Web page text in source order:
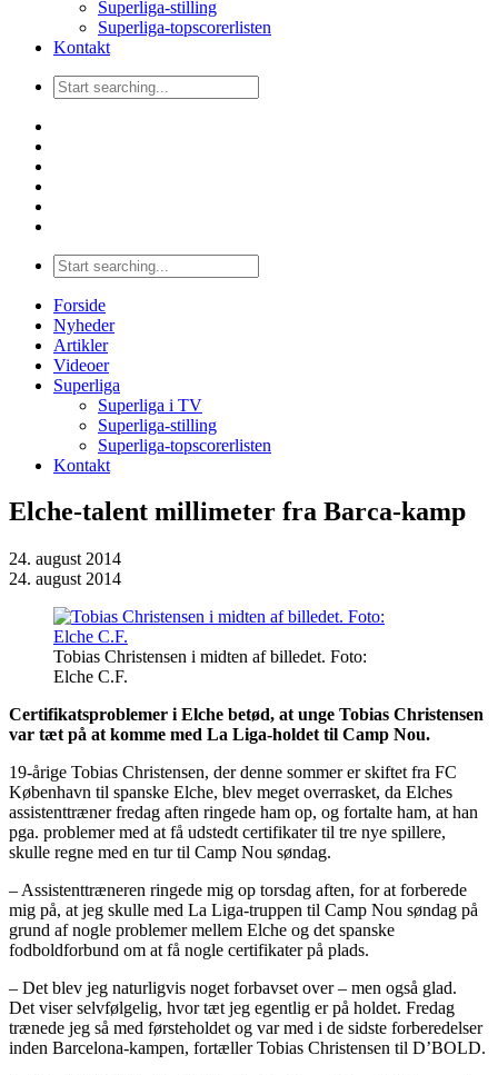
Superliga-stilling
Superliga-topscorerlisten
Kontakt
Forside
Nyheder
Artikler
Videoer
Superliga
Superliga i TV
Superliga-stilling
Superliga-topscorerlisten
Kontakt
Elche-talent millimeter fra Barca-kamp
24. august 2014
24. august 2014
Tobias Christensen i midten af billedet. Foto:
Elche C.F.
Certifikatsproblemer i Elche betød, at unge Tobias Christensen
var tæt på at komme med La Liga-holdet til Camp Nou.
19-årige Tobias Christensen, der denne sommer er skiftet fra FC
København til spanske Elche, blev meget overrasket, da Elches
assistenttræner fredag aften ringede ham op, og fortalte ham, at han
pga. problemer med at få udstedt certifikater til tre nye spillere,
skulle regne med en tur til Camp Nou søndag.
– Assistenttræneren ringede mig op torsdag aften, for at forberede
mig på, at jeg skulle med La Liga-truppen til Camp Nou søndag på
grund af nogle problemer mellem Elche og det spanske
fodboldforbund om at få nogle certifikater på plads.
– Det blev jeg naturligvis noget forbavset over – men også glad.
Det viser selvfølgelig, hvor tæt jeg egentlig er på holdet. Fredag
trænede jeg så med førsteholdet og var med i de sidste forberedelser
inden Barcelona-kampen, fortæller Tobias Christensen til D’BOLD.